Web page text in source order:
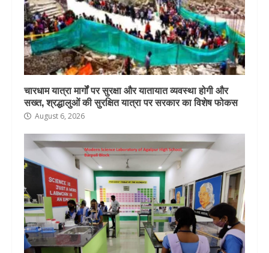
चारधाम यात्रा मार्गों पर सुरक्षा और यातायात व्यवस्था होगी और
सख्त, श्रद्धालुओं की सुरक्षित यात्रा पर सरकार का विशेष फोकस
August 6, 2026